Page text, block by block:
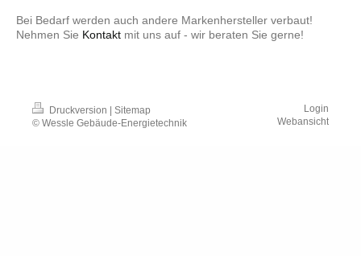
Bei Bedarf werden auch andere Markenhersteller verbaut!
Nehmen Sie Kontakt mit uns auf - wir beraten Sie gerne!
Druckversion
Sitemap
© Wessle Gebäude-Energietechnik
Login
Webansicht